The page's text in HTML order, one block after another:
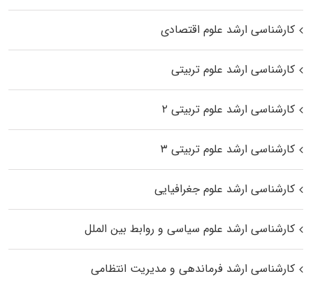
کارشناسی ارشد علوم اقتصادی
کارشناسی ارشد علوم تربیتی
کارشناسی ارشد علوم تربیتی ۲
کارشناسی ارشد علوم تربیتی ۳
کارشناسی ارشد علوم جغرافیایی
کارشناسی ارشد علوم سیاسی و روابط بین الملل
کارشناسی ارشد فرماندهی و مدیریت انتظامی